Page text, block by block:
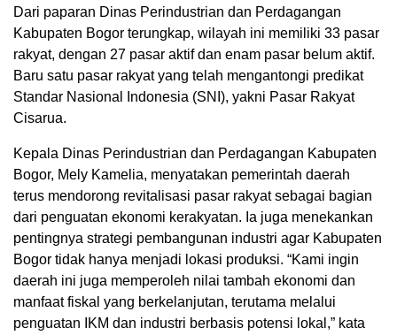
Dari paparan Dinas Perindustrian dan Perdagangan
Kabupaten Bogor terungkap, wilayah ini memiliki 33 pasar
rakyat, dengan 27 pasar aktif dan enam pasar belum aktif.
Baru satu pasar rakyat yang telah mengantongi predikat
Standar Nasional Indonesia (SNI), yakni Pasar Rakyat
Cisarua.
Kepala Dinas Perindustrian dan Perdagangan Kabupaten
Bogor, Mely Kamelia, menyatakan pemerintah daerah
terus mendorong revitalisasi pasar rakyat sebagai bagian
dari penguatan ekonomi kerakyatan. Ia juga menekankan
pentingnya strategi pembangunan industri agar Kabupaten
Bogor tidak hanya menjadi lokasi produksi. “Kami ingin
daerah ini juga memperoleh nilai tambah ekonomi dan
manfaat fiskal yang berkelanjutan, terutama melalui
penguatan IKM dan industri berbasis potensi lokal,” kata